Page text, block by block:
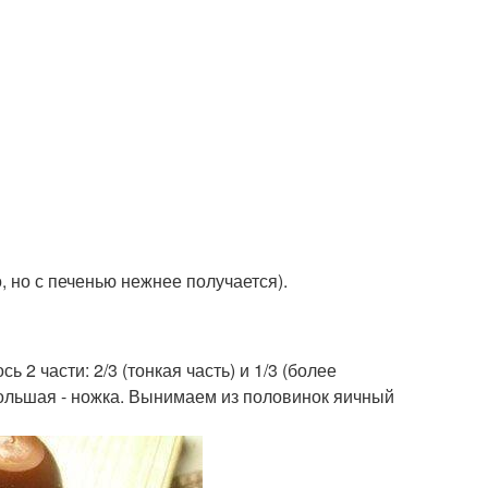
но с печенью нежнее получается).
2 части: 2/3 (тонкая часть) и 1/3 (более
- ножка. Вынимаем из половинок яичный